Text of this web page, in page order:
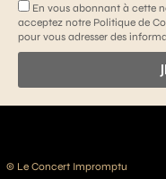
En vous abonnant à cette
acceptez notre Politique de
pour vous adresser des
© Le Concert Impromptu